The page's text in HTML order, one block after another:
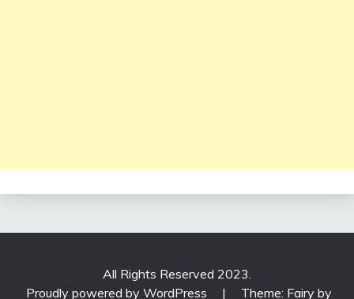
All Rights Reserved 2023.
Proudly powered by WordPress
| Theme: Fairy by